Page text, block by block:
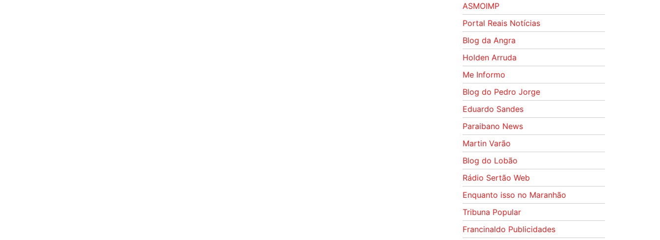
ASMOIMP
Portal Reais Notí­cias
Blog da Angra
Holden Arruda
Me Informo
Blog do Pedro Jorge
Eduardo Sandes
Paraibano News
Martin Varão
Blog do Lobão
Rádio Sertão Web
Enquanto isso no Maranhão
Tribuna Popular
Francinaldo Publicidades